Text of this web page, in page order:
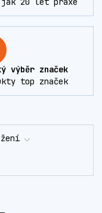
výběr značek
top značek